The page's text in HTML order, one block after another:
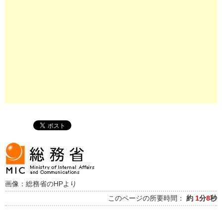
画像：総務省のHPより
このページの所要時間： 約 1分8秒